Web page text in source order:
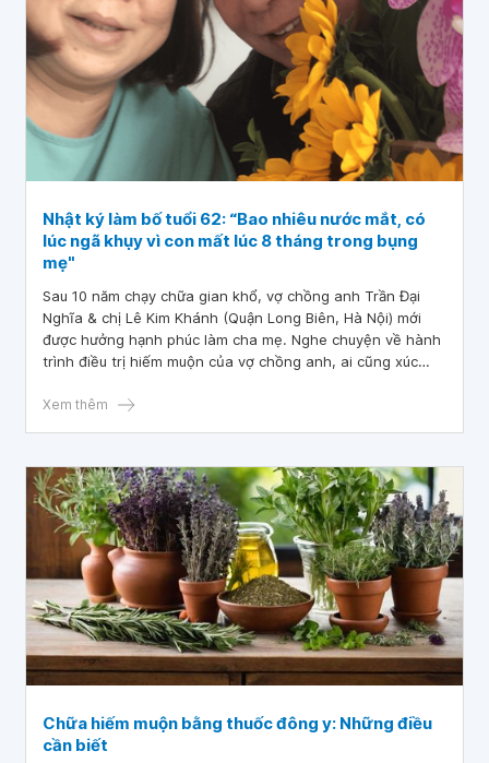
Nhật ký làm bố tuổi 62: “Bao nhiêu nước mắt, có
lúc ngã khụy vì con mất lúc 8 tháng trong bụng
mẹ"
Sau 10 năm chạy chữa gian khổ, vợ chồng anh Trần Đại
Nghĩa & chị Lê Kim Khánh (Quận Long Biên, Hà Nội) mới
được hưởng hạnh phúc làm cha mẹ. Nghe chuyện về hành
trình điều trị hiếm muộn của vợ chồng anh, ai cũng xúc
Xem thêm
Chữa hiếm muộn bằng thuốc đông y: Những điều
cần biết